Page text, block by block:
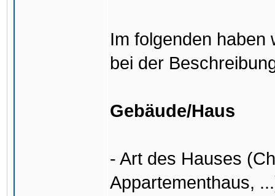
Im folgenden haben
bei der
Gebäude/Haus
- Art des Hauses
Appartementhaus,